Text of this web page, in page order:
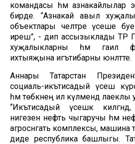
командасы һәм азнакайлылар
бирде. “Азнакай авыл
объектлары челтәре үсеше
ирешә”, - дип ассызыклады ТР
хуҗалыкларны һәм гаилә
ихтыяҗына игътибарны юнәлтте.
Аннары Татарстан
социаль-икътисадый үсеш
һәм төбәкнең ил күләмендә лаеклы
“Икътисадый үсешкә
нигезен нефть чыгаручы һәм
агросәнәгать комплексы, машина
диде республика башлыгы.